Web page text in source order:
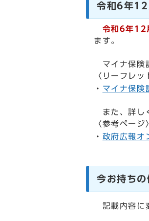
令和6年12
令和6年12
ます。
マイナ保険
〈リーフレッ
・ マイナ保険
また、詳し
〈参考ページ
・ 政府広報オ
今お持ち
記載内容に